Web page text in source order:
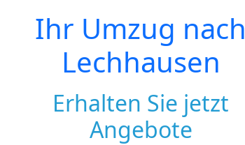
Ihr Umzug nach
Lechhausen
Erhalten Sie jetzt
Angebote